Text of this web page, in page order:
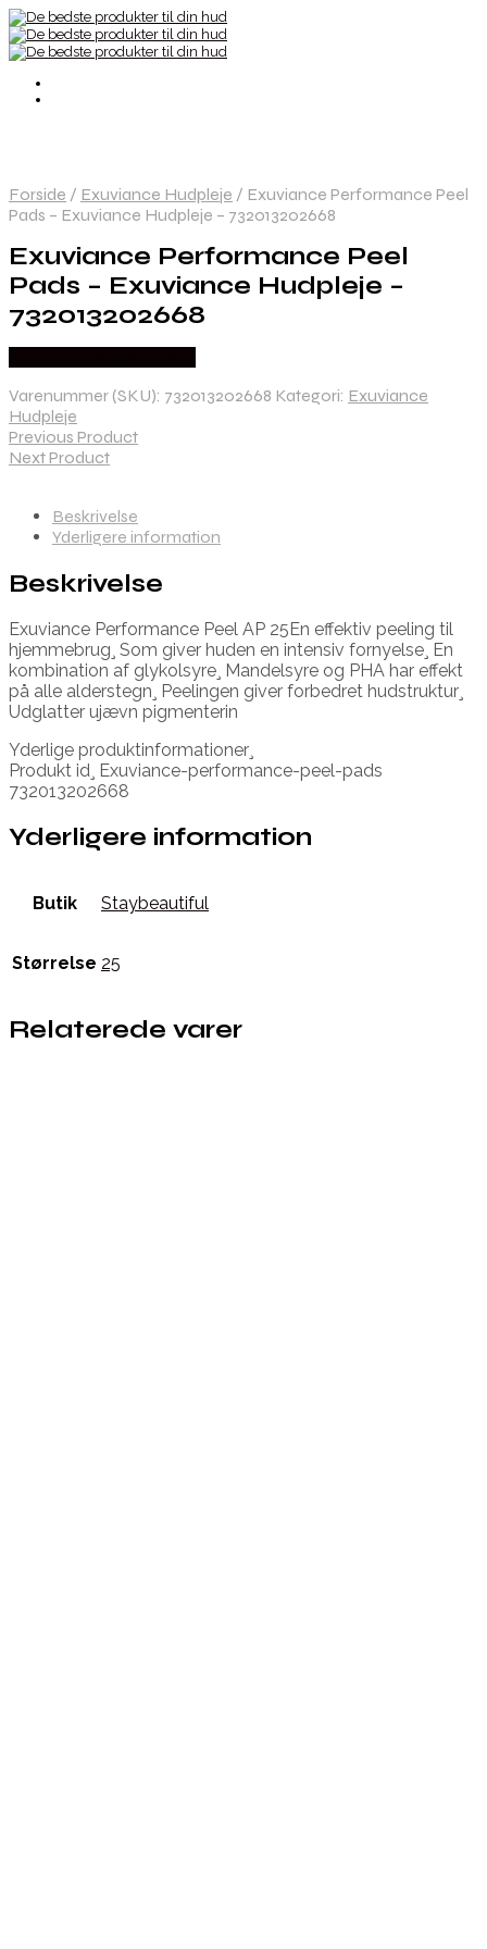
Forside / Exuviance Hudpleje / Exuviance Performance Peel
Pads – Exuviance Hudpleje – 732013202668
Exuviance Performance Peel
Pads – Exuviance Hudpleje –
732013202668
Varenummer (SKU): 732013202668 Kategori: Exuviance
Hudpleje
Previous Product
Next Product
Beskrivelse
Yderligere information
Beskrivelse
Exuviance Performance Peel AP 25En effektiv peeling til
hjemmebrug¸ Som giver huden en intensiv fornyelse¸ En
kombination af glykolsyre¸ Mandelsyre og PHA har effekt
på alle alderstegn¸ Peelingen giver forbedret hudstruktur¸
Udglatter ujævn pigmenterin
Yderlige produktinformationer¸
Produkt id¸ Exuviance-performance-peel-pads
732013202668
Yderligere information
Butik Staybeautiful
Størrelse 25
Relaterede varer